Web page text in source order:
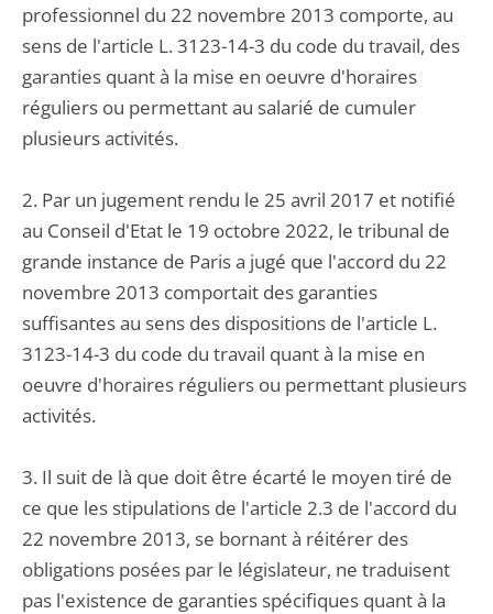
professionnel du 22 novembre 2013 comporte, au
sens de l'article L. 3123-14-3 du code du travail, des
garanties quant à la mise en oeuvre d'horaires
réguliers ou permettant au salarié de cumuler
plusieurs activités.
2. Par un jugement rendu le 25 avril 2017 et notifié
au Conseil d'Etat le 19 octobre 2022, le tribunal de
grande instance de Paris a jugé que l'accord du 22
novembre 2013 comportait des garanties
suffisantes au sens des dispositions de l'article L.
3123-14-3 du code du travail quant à la mise en
oeuvre d'horaires réguliers ou permettant plusieurs
activités.
3. Il suit de là que doit être écarté le moyen tiré de
ce que les stipulations de l'article 2.3 de l'accord du
22 novembre 2013, se bornant à réitérer des
obligations posées par le législateur, ne traduisent
pas l'existence de garanties spécifiques quant à la